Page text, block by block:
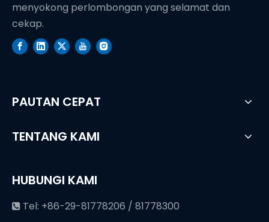
menyokong perlombongan yang selamat dan
cekap.
PAUTAN CEPAT
TENTANG KAMI
HUBUNGI KAMI
 Tel: +86-29-81778206 / 81778300